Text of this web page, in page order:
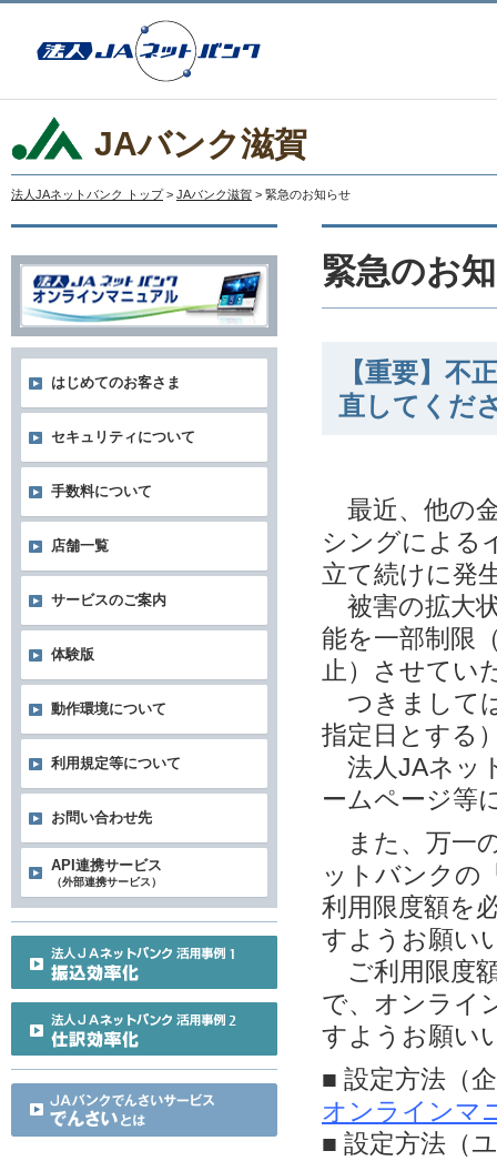
JAバンク滋賀
法人JAネットバンク トップ > JAバンク滋賀 > 緊急のお知らせ
緊急のお
【重要】不
直してくだ
最近、他の
シングによる
立て続けに発
被害の拡大
能を一部制限
止）させてい
つきまして
指定日とする
法人JAネッ
ームページ等
また、万一
ットバンクの
利用限度額を
すようお願い
ご利用限度
で、オンライ
すようお願い
■ 設定方法（
オンラインマ
■ 設定方法（
はじめてのお客さま
セキュリティについて
手数料について
店舗一覧
サービスのご案内
体験版
動作環境について
利用規定等について
お問い合わせ先
API連携サービス
（外部連携サービス）